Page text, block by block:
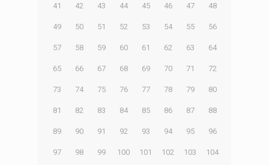
41 42 43 44 45 46 47 48
49 50 51 52 53 54 55 56
57 58 59 60 61 62 63 64
65 66 67 68 69 70 71 72
73 74 75 76 77 78 79 80
81 82 83 84 85 86 87 88
89 90 91 92 93 94 95 96
97 98 99 100 101 102 103 104